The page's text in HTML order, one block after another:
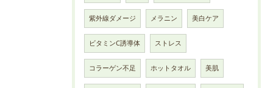
紫外線ダメージ メラニン 美白ケア
ビタミンC誘導体 ストレス
コラーゲン不足 ホットタオル 美肌